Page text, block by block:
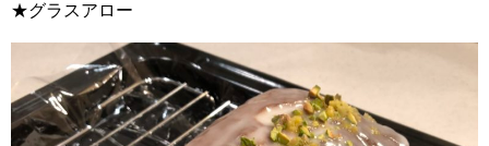
★グラスアロー